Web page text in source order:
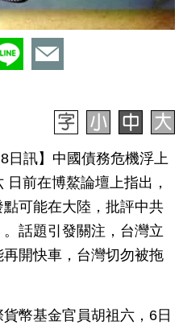
日訊】中國債務危機浮上
前在博鰲論壇上指出，
可能在大陸，批評中共
話題引發關注，台灣立
開快車，台灣切勿被拖
幣基金官員胡祖六，6日